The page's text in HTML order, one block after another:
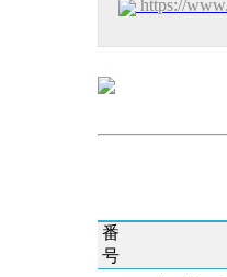
https://
番
号